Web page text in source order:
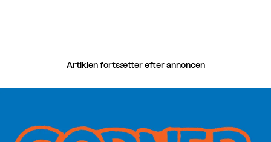
Artiklen fortsætter efter annoncen